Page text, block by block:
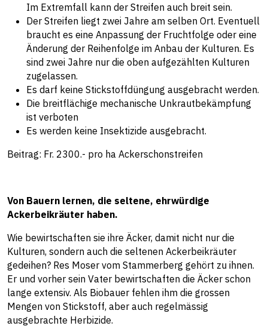
Im Extremfall kann der Streifen auch breit sein.
Der Streifen liegt zwei Jahre am selben Ort. Eventuell
braucht es eine Anpassung der Fruchtfolge oder eine
Änderung der Reihenfolge im Anbau der Kulturen. Es
sind zwei Jahre nur die oben aufgezählten Kulturen
zugelassen.
Es darf keine Stickstoffdüngung ausgebracht werden.
Die breitflächige mechanische Unkrautbekämpfung
ist verboten
Es werden keine Insektizide ausgebracht.
Beitrag: Fr. 2300.- pro ha Ackerschonstreifen
Von Bauern lernen, die seltene, ehrwürdige
Ackerbeikräuter haben.
Wie bewirtschaften sie ihre Äcker, damit nicht nur die
Kulturen, sondern auch die seltenen Ackerbeikräuter
gedeihen? Res Moser vom Stammerberg gehört zu ihnen.
Er und vorher sein Vater bewirtschaften die Äcker schon
lange extensiv. Als Biobauer fehlen ihm die grossen
Mengen von Stickstoff, aber auch regelmässig
ausgebrachte Herbizide.